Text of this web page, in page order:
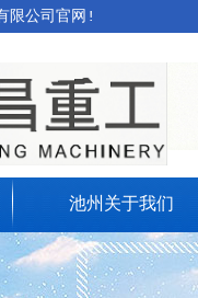
限公司官网!
池州关于我们